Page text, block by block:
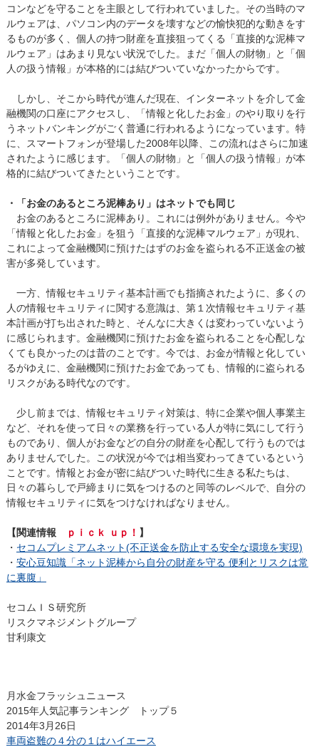
コンなどを守ることを主眼として行われていました。その当時のマ
ルウェアは、パソコン内のデータを壊すなどの愉快犯的な動きをす
るものが多く、個人の持つ財産を直接狙ってくる「直接的な泥棒マ
ルウェア」はあまり見ない状況でした。まだ「個人の財物」と「個
人の扱う情報」が本格的には結びついていなかったからです。
しかし、そこから時代が進んだ現在、インターネットを介して金
融機関の口座にアクセスし、「情報と化したお金」のやり取りを行
うネットバンキングがごく普通に行われるようになっています。特
に、スマートフォンが登場した2008年以降、この流れはさらに加速
されたように感じます。「個人の財物」と「個人の扱う情報」が本
格的に結びついてきたということです。
・「お金のあるところ泥棒あり」はネットでも同じ
お金のあるところに泥棒あり。これには例外がありません。今や
「情報と化したお金」を狙う「直接的な泥棒マルウェア」が現れ、
これによって金融機関に預けたはずのお金を盗られる不正送金の被
害が多発しています。
一方、情報セキュリティ基本計画でも指摘されたように、多くの
人の情報セキュリティに関する意識は、第１次情報セキュリティ基
本計画が打ち出された時と、そんなに大きくは変わっていないよう
に感じられます。金融機関に預けたお金を盗られることを心配しな
くても良かったのは昔のことです。今では、お金が情報と化してい
るがゆえに、金融機関に預けたお金であっても、情報的に盗られる
リスクがある時代なのです。
少し前までは、情報セキュリティ対策は、特に企業や個人事業主
など、それを使って日々の業務を行っている人が特に気にして行う
ものであり、個人がお金などの自分の財産を心配して行うものでは
ありませんでした。この状況が今では相当変わってきているという
ことです。情報とお金が密に結びついた時代に生きる私たちは、
日々の暮らしで戸締まりに気をつけるのと同等のレベルで、自分の
情報セキュリティに気をつけなければなりません。
【関連情報 ｐｉｃｋ ｕｐ！ 】
・ セコムプレミアムネット(不正送金を防止する安全な環境を実現)
・ 安心豆知識「ネット泥棒から自分の財産を守る 便利とリスクは常
に裏腹」
セコムＩＳ研究所
リスクマネジメントグループ
甘利康文
月水金フラッシュニュース
2015年人気記事ランキング トップ５
2014年3月26日
車両盗難の４分の１はハイエース